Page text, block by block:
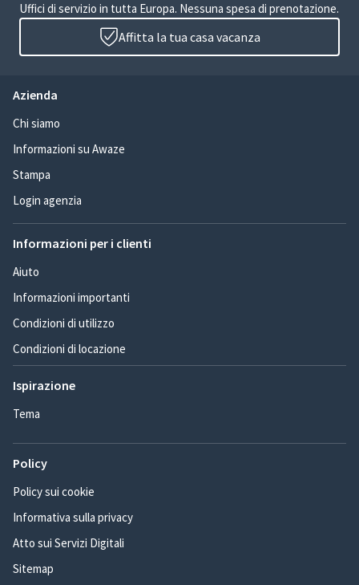
Uffici di servizio in tutta Europa. Nessuna spesa di prenotazione.
Affitta la tua casa vacanza
Azienda
Chi siamo
Informazioni su Awaze
Stampa
Login agenzia
Informazioni per i clienti
Aiuto
Informazioni importanti
Condizioni di utilizzo
Condizioni di locazione
Ispirazione
Tema
Policy
Policy sui cookie
Informativa sulla privacy
Atto sui Servizi Digitali
Sitemap